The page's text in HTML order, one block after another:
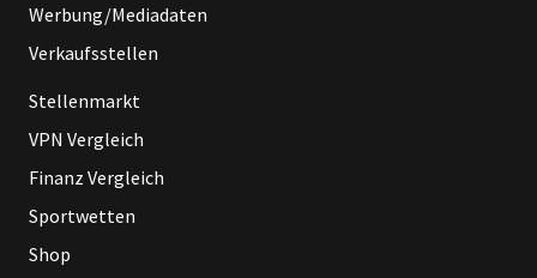
Werbung/Mediadaten
Verkaufsstellen
Stellenmarkt
VPN Vergleich
Finanz Vergleich
Sportwetten
Shop